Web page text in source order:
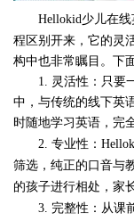
Hellokid少儿在
程区别开来，它的灵
构中也非常瞩目。下
1.
灵活性：只要
中，与传统的线下英
时随地学习英语，完
2. 专业性：
筛选，纯正的口音与
的孩子进行相处，家
3. 完整性：从课